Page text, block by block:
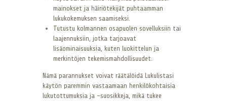
mainokset ja häiriötekijät puhtaamman
lukukokemuksen saamiseksi.
Tutustu kolmannen osapuolen sovelluksiin tai
laajennuksiin, jotka tarjoavat
lisäominaisuuksia, kuten luokittelun ja
merkintöjen tekemismahdollisuudet.
Nämä parannukset voivat räätälöidä Lukulistasi
käytön paremmin vastaamaan henkilökohtaisia
lukutottumuksia ja -suosikkeja, mikä tukee